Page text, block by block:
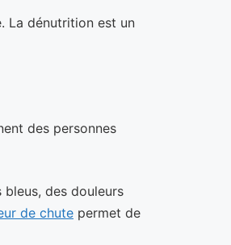
La dénutrition est un
des personnes
bleus, des douleurs
de chute permet de